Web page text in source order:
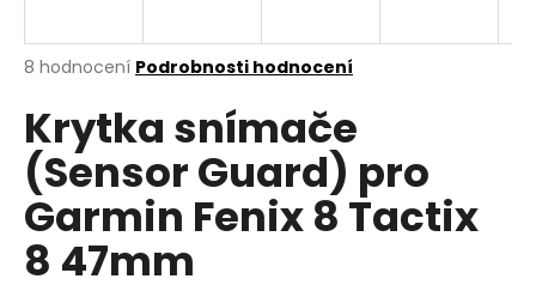
Průměrné
produktu
je
4,9
z
5
hvězdiček.
8 hodnocení Podrobnosti hodnocení
Krytka snímače
(Sensor Guard) pro
Garmin Fenix 8 Tactix
8 47mm
j
t
?